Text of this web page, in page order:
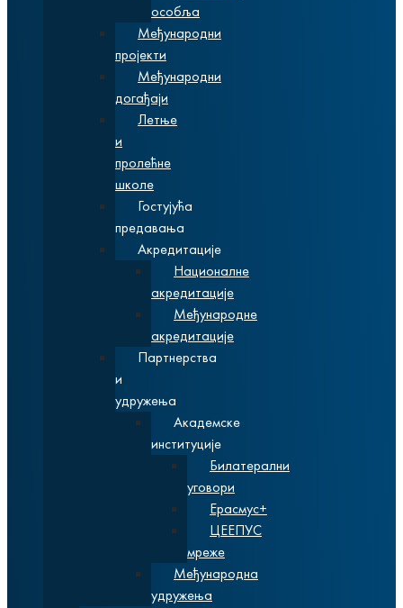
особља
Међународни
пројекти
Међународни
догађаји
Летње
и
пролећне
школе
Гостујућа
предавања
Акредитације
Националне
акредитације
Међународне
акредитације
Партнерства
и
удружења
Академске
институције
Билатерални
уговори
Ерасмус+
ЦЕЕПУС
мреже
Међународна
удружења